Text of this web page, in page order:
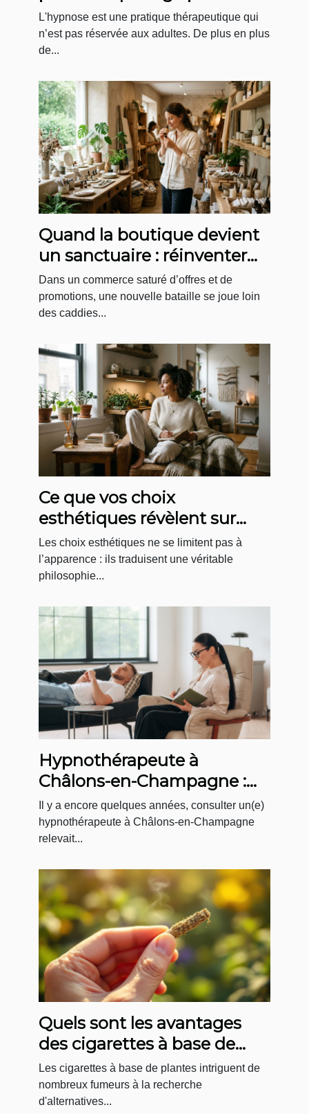
faire des séances ?
L'hypnose est une pratique thérapeutique qui
n’est pas réservée aux adultes. De plus en plus
de...
Quand la boutique devient
un sanctuaire : réinventer
l’expérience d’achat bien-
être
Dans un commerce saturé d’offres et de
promotions, une nouvelle bataille se joue loin
des caddies...
Ce que vos choix
esthétiques révèlent sur
votre rapport au bien-être
Les choix esthétiques ne se limitent pas à
l’apparence : ils traduisent une véritable
philosophie...
Hypnothérapeute à
Châlons-en-Champagne :
un accompagnement sur-
mesure au Cabinet
Menninga
Il y a encore quelques années, consulter un(e)
hypnothérapeute à Châlons-en-Champagne
relevait...
Quels sont les avantages
des cigarettes à base de
plantes ?
Les cigarettes à base de plantes intriguent de
nombreux fumeurs à la recherche
d'alternatives...